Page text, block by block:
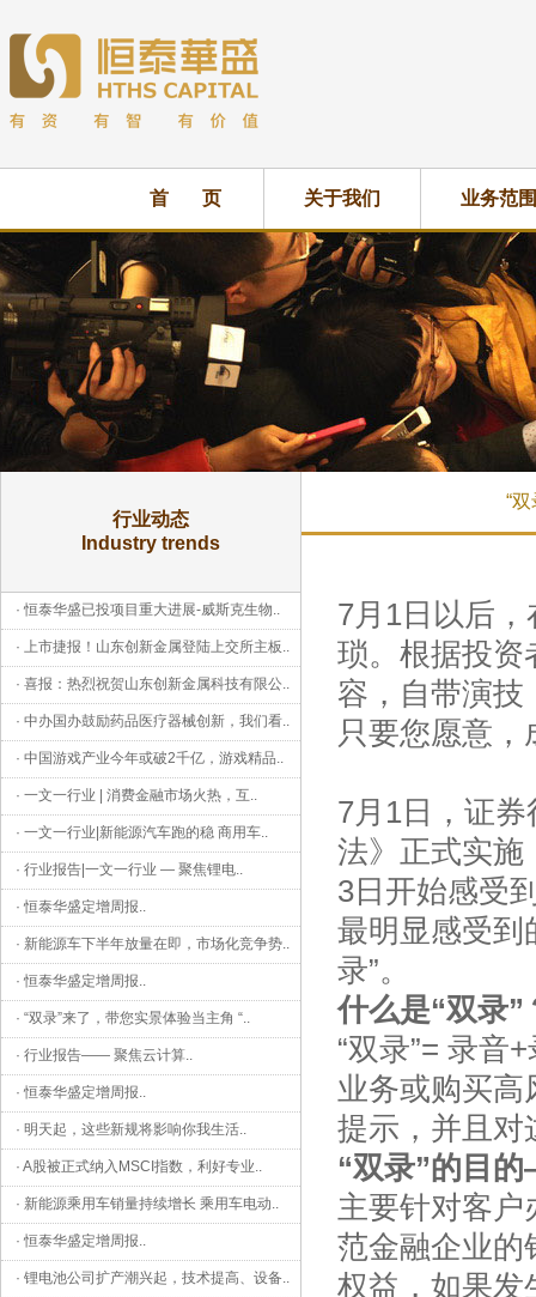
首 页 关于我们 业务范围
行业动态
Industry trends
·恒泰华盛已投项目重大进展-威斯克生物..
· 上市捷报！山东创新金属登陆上交所主板..
· 喜报：热烈祝贺山东创新金属科技有限公..
· 中办国办鼓励药品医疗器械创新，我们看..
· 中国游戏产业今年或破2千亿，游戏精品..
· 一文一行业 | 消费金融市场火热，互..
· 一文一行业|新能源汽车跑的稳 商用车..
· 行业报告|一文一行业 — 聚焦锂电..
·恒泰华盛定增周报..
· 新能源车下半年放量在即，市场化竞争势..
·恒泰华盛定增周报..
· “双录”来了，带您实景体验当主角 “..
· 行业报告—— 聚焦云计算..
·恒泰华盛定增周报..
· 明天起，这些新规将影响你我生活..
· A股被正式纳入MSCI指数，利好专业..
· 新能源乘用车销量持续增长 乘用车电动..
·恒泰华盛定增周报..
· 锂电池公司扩产潮兴起，技术提高、设备..
“
7月1日以后
琐。根据投资
容，自带演技
只要您愿意，
7月1日，证
法》正式实施
3日开始感受
最明显感受到
录”。
什么是“双录”
“双录”= 录音
业务或购买高
提示，并且
“双录”的目
主要针对客
范金融企业的
权益，如果发